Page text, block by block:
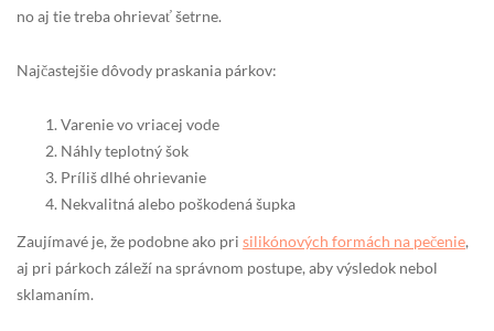
no aj tie treba ohrievať šetrne.
Najčastejšie dôvody praskania párkov:
Varenie vo vriacej vode
Náhly teplotný šok
Príliš dlhé ohrievanie
Nekvalitná alebo poškodená šupka
Zaujímavé je, že podobne ako pri silikónových formách na pečenie,
aj pri párkoch záleží na správnom postupe, aby výsledok nebol
sklamaním.